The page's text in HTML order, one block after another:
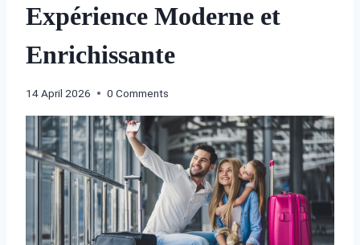
Expérience Moderne et
Enrichissante
14 April 2026 0 Comments